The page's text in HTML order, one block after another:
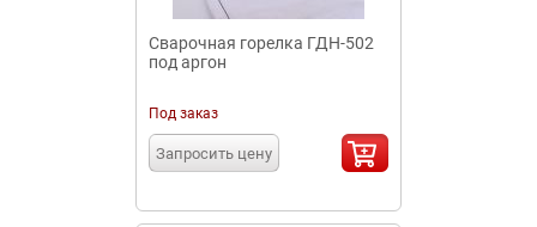
Сварочная горелка ГДН-502
под аргон
Под заказ
Запросить цену